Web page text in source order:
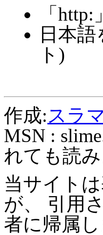
「
日本
ト)
作成:スラ
MSN :
れても読
当サイト
が、 引用
者に帰属